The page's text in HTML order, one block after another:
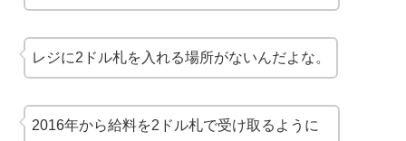
レジに2ドル札を入れる場所がないんだよな。
2016年から給料を2ドル札で受け取るように